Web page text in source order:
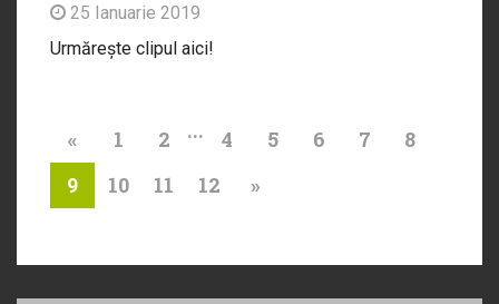
25 Ianuarie 2019
Urmărește clipul aici!
« 1 2 ... 4 5 6 7 8
9 10 11 12 »